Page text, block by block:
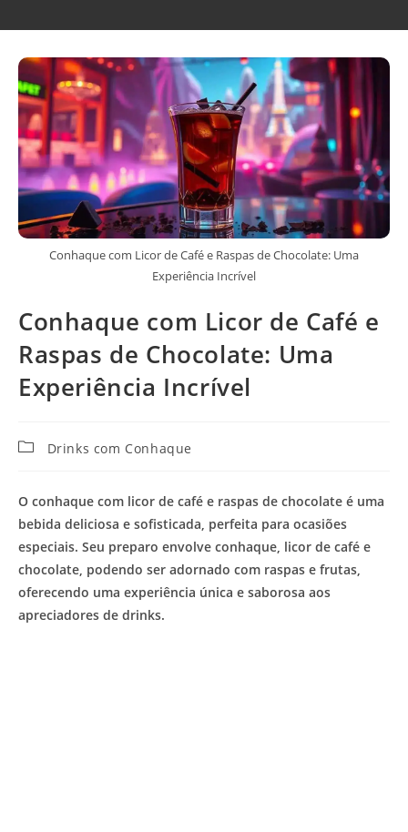
Conhaque com Licor de Café e Raspas de Chocolate: Uma
Experiência Incrível
Conhaque com Licor de Café e
Raspas de Chocolate: Uma
Experiência Incrível
CategoriaDrinks com Conhaque
O conhaque com licor de café e raspas de chocolate é uma
bebida deliciosa e sofisticada, perfeita para ocasiões
especiais. Seu preparo envolve conhaque, licor de café e
chocolate, podendo ser adornado com raspas e frutas,
oferecendo uma experiência única e saborosa aos
apreciadores de drinks.